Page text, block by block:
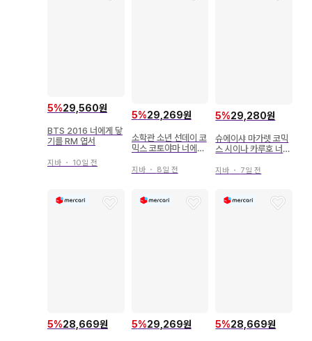
5%29,560원
BTS 2016 너에게 닿
기를 RM 엽서
지바 ・ 10일 전
5%29,269원
소학관 소년 선데이 코
믹스 코토야마 너에게
지바・ 8일 전
5%29,280원
슈에이샤 마가렛 코믹
스 시이나 카루호 너에
지바 ・ 7일 전
5%28,669원 5%29,269원 5%28,669원